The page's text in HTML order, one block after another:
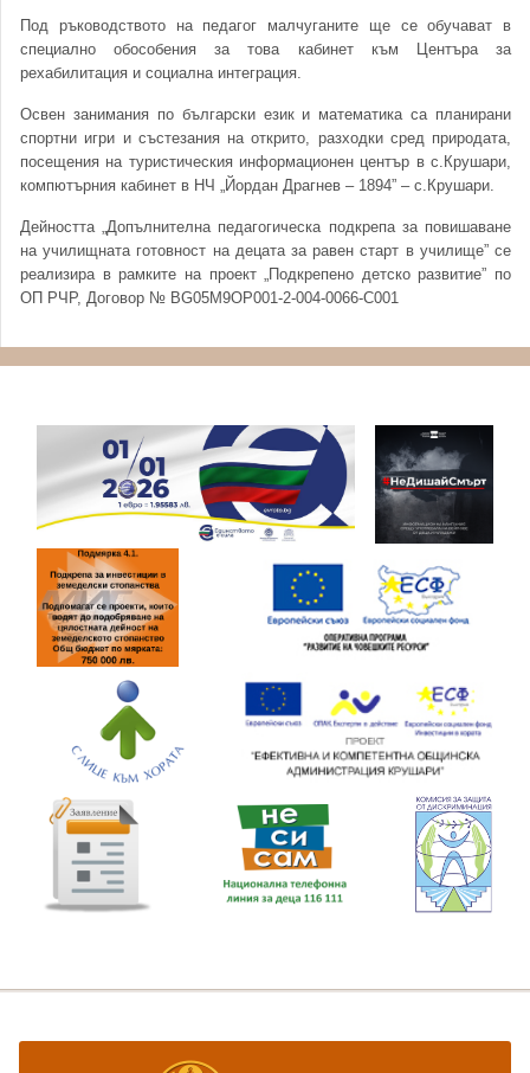
Под ръководството на педагог малчуганите ще се обучават в
специално обособения за това кабинет към Центъра за
рехабилитация и социална интеграция.
Освен занимания по български език и математика са планирани
спортни игри и състезания на открито, разходки сред природата,
посещения на туристическия информационен център в с.Крушари,
компютърния кабинет в НЧ „Йордан Драгнев – 1894” – с.Крушари.
Дейността „Допълнителна педагогическа подкрепа за повишаване
на училищната готовност на децата за равен старт в училище” се
реализира в рамките на проект „Подкрепено детско развитие” по
ОП РЧР, Договор № BG05М9ОР001-2-004-0066-С001